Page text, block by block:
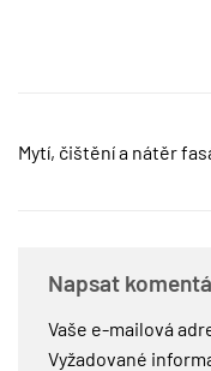
Mytí, čištění a nátěr
Napsat
Vaše e-mailová
Vyžadované